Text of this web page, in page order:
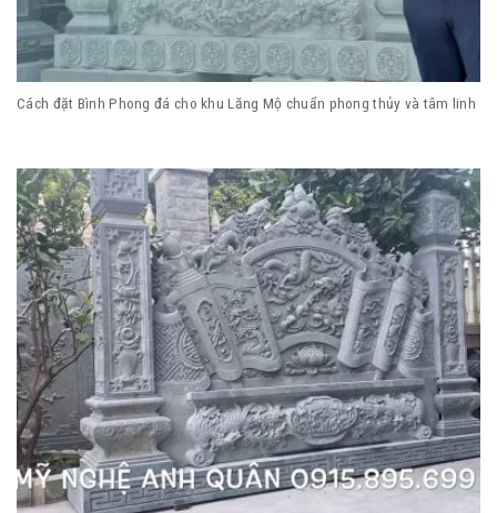
Cách đặt Bình Phong đá cho khu Lăng Mộ chuẩn phong thủy và tâm linh